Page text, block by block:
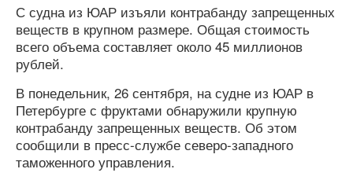
С судна из ЮАР изъяли контрабанду запрещенных
веществ в крупном размере. Общая стоимость
всего объема составляет около 45 миллионов
рублей.
В понедельник, 26 сентября, на судне из ЮАР в
Петербурге с фруктами обнаружили крупную
контрабанду запрещенных веществ. Об этом
сообщили в пресс-службе северо-западного
таможенного управления.